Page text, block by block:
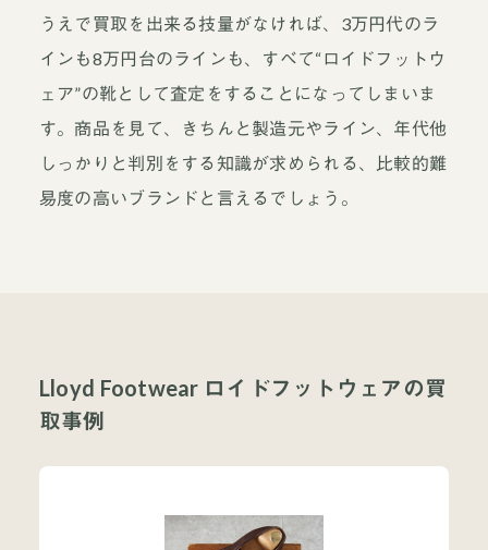
うえで買取を出来る技量がなければ、3万円代のラ
インも8万円台のラインも、すべて“ロイドフットウ
ェア”の靴として査定をすることになってしまいま
す。商品を見て、きちんと製造元やライン、年代他
しっかりと判別をする知識が求められる、比較的難
易度の高いブランドと言えるでしょう。
Lloyd Footwear ロイドフットウェアの買
取事例